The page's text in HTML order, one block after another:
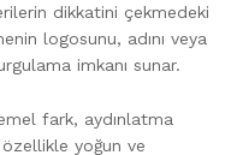
dikkatini çekmedeki
logosunu, adını veya
imkanı sunar.
fark, aydınlatma
özellikle yoğun ve